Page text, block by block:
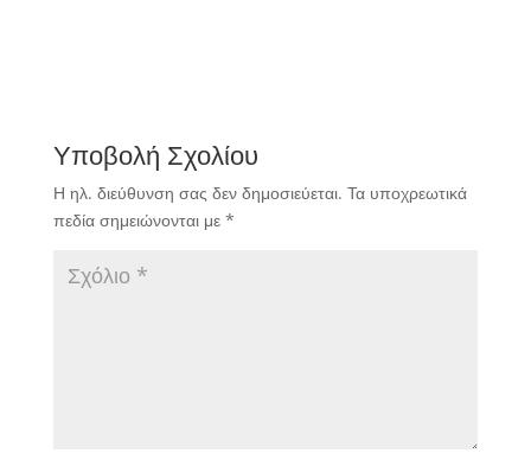
Υποβολή Σχολίου
Η ηλ. διεύθυνση σας δεν δημοσιεύεται. Τα υποχρεωτικά
πεδία σημειώνονται με *